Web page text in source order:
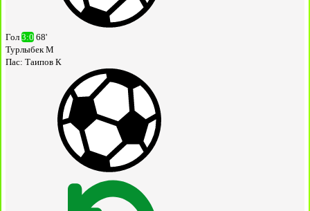
Гол 3:0 68'
Турлыбек М
Пас: Таипов К